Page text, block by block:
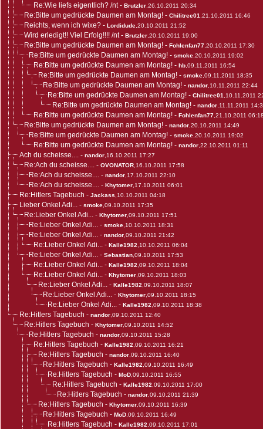
Re:Wie liefs eigentlich? /nt- Brutzler ,26.10.2011 20:34
Re:Bitte um gedrückte Daumen am Montag! - Chilitree01 ,21.10.2011 16:46
Reichts, wenn ich wixe? - Lordidude ,20.10.2011 21:52
Wird erledigt!! Viel Erfolg!!!! /nt- Brutzler ,20.10.2011 19:00
Re:Bitte um gedrückte Daumen am Montag! - Fohlenfan77 ,20.10.2011 17:30
Re:Bitte um gedrückte Daumen am Montag! - smoke ,20.10.2011 19:02
Re:Bitte um gedrückte Daumen am Montag! - hb ,09.11.2011 16:54
Re:Bitte um gedrückte Daumen am Montag! - smoke ,09.11.2011 18:35
Re:Bitte um gedrückte Daumen am Montag! - nandor ,10.11.2011 22:44
Re:Bitte um gedrückte Daumen am Montag! - Chilitree01 ,10.11.2011
Re:Bitte um gedrückte Daumen am Montag! - nandor ,11.11.2011
Re:Bitte um gedrückte Daumen am Montag! - Fohlenfan77 ,21.10.2011
Re:Bitte um gedrückte Daumen am Montag! - nandor ,20.10.2011 14:49
Re:Bitte um gedrückte Daumen am Montag! - smoke ,20.10.2011 19:02
Re:Bitte um gedrückte Daumen am Montag! - nandor ,22.10.2011 01:11
Ach du scheisse.... - nandor ,16.10.2011 17:27
Re:Ach du scheisse.... - OVONATOR ,16.10.2011 17:58
Re:Ach du scheisse.... - nandor ,17.10.2011 22:10
Re:Ach du scheisse.... - Khytomer ,17.10.2011 06:01
Re:Hitlers Tagebuch - Jackass ,10.10.2011 04:18
Lieber Onkel Adi... - smoke ,09.10.2011 17:35
Re:Lieber Onkel Adi... - Khytomer ,09.10.2011 17:51
Re:Lieber Onkel Adi... - smoke ,10.10.2011 18:31
Re:Lieber Onkel Adi... - nandor ,09.10.2011 21:42
Re:Lieber Onkel Adi... - Kalle1982 ,10.10.2011 06:04
Re:Lieber Onkel Adi... - Sebastian ,09.10.2011 17:53
Re:Lieber Onkel Adi... - Kalle1982 ,09.10.2011 18:04
Re:Lieber Onkel Adi... - Khytomer ,09.10.2011 18:03
Re:Lieber Onkel Adi... - Kalle1982 ,09.10.2011 18:07
Re:Lieber Onkel Adi... - Khytomer ,09.10.2011 18:15
Re:Lieber Onkel Adi... - Kalle1982 ,09.10.2011 18:38
Re:Hitlers Tagebuch - nandor ,09.10.2011 12:40
Re:Hitlers Tagebuch - Khytomer ,09.10.2011 14:52
Re:Hitlers Tagebuch - nandor ,09.10.2011 15:28
Re:Hitlers Tagebuch - Kalle1982 ,09.10.2011 16:21
Re:Hitlers Tagebuch - nandor ,09.10.2011 16:40
Re:Hitlers Tagebuch - Kalle1982 ,09.10.2011 16:49
Re:Hitlers Tagebuch - MoD ,09.10.2011 16:55
Re:Hitlers Tagebuch - Kalle1982 ,09.10.2011 17:00
Re:Hitlers Tagebuch - nandor ,09.10.2011 21:39
Re:Hitlers Tagebuch - Khytomer ,09.10.2011 16:39
Re:Hitlers Tagebuch - MoD ,09.10.2011 16:49
Re:Hitlers Tagebuch - Kalle1982 ,09.10.2011 17:01